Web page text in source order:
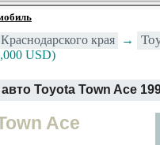
края →
USD)
Toyota Town Ace
Ace